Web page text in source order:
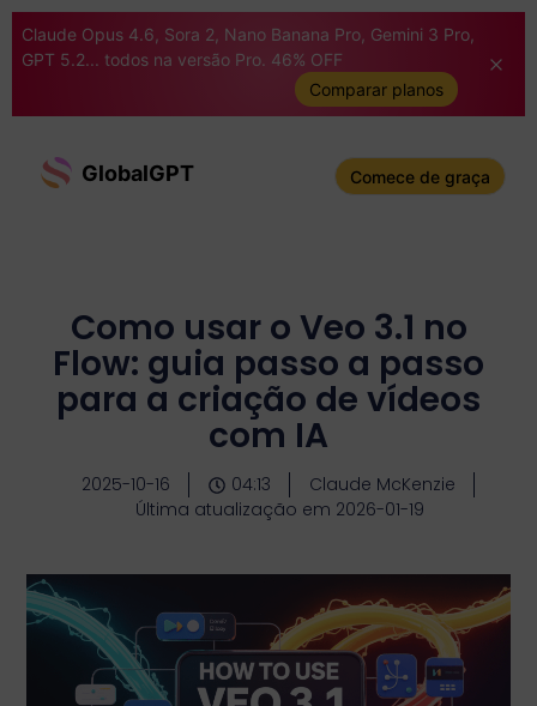
Claude Opus 4.6, Sora 2, Nano Banana Pro, Gemini 3 Pro,
GPT 5.2... todos na versão Pro. 46% OFF
Comparar planos
GlobalGPT Comece de graça
Como usar o Veo 3.1 no
Flow: guia passo a passo
para a criação de vídeos
com IA
2025-10-16 04:13
Claude McKenzie
Última atualização em 2026-01-19